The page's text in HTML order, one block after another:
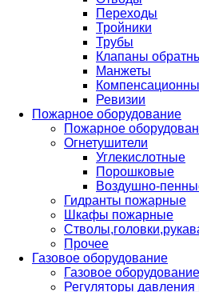
Переходы
Тройники
Трубы
Клапаны
Манжеты
Ревизии
Пожарное оборудование
Пожарное
Огнетушители
Углекислотные
Порошковые
Воздушно-
Гидранты пожарные
Шкафы пожарные
Прочее
Газовое оборудование
Газовое оборудование
Регуляторы давления